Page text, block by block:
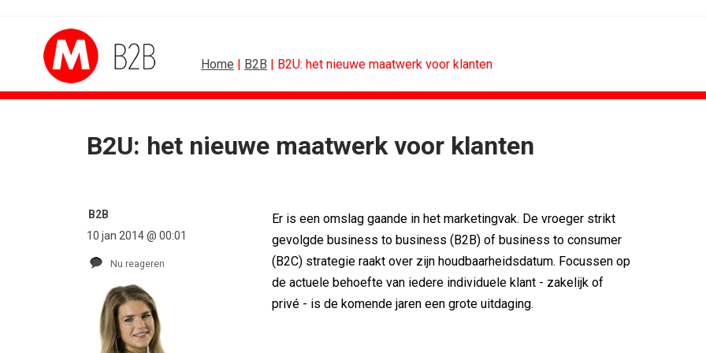
Home | B2B | B2U: het nieuwe maatwerk voor klanten
B2U: het nieuwe maatwerk voor klanten
B2B
10 jan 2014 @ 00:01
Nu reageren
Er is een omslag gaande in het marketingvak. De vroeger strikt
gevolgde business to business (B2B) of business to consumer
(B2C) strategie raakt over zijn houdbaarheidsdatum. Focussen op
de actuele behoefte van iedere individuele klant - zakelijk of
privé - is de komende jaren een grote uitdaging.
SPONSORING
NOC*NSF lanceert businessclub voor...
BMV verbindt naam aan PSV
Olympisch schaatsen in Thialf biedt...
Lego laat opnieuw Formule 1-coureurs...
ALGEMEEN
[column] De Nederlandse klant als...
Lotte Willemsen: Hoe merken hun...
[column] Rust is het nieuwe premium
Efficiëntie is niet genoeg als...